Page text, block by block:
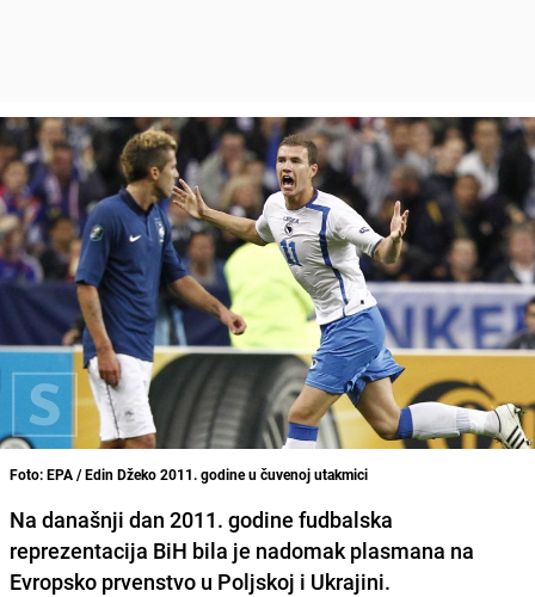
Foto: EPA / Edin Džeko 2011. godine u čuvenoj utakmici
Na današnji dan 2011. godine fudbalska
reprezentacija BiH bila je nadomak plasmana na
Evropsko prvenstvo u Poljskoj i Ukrajini.